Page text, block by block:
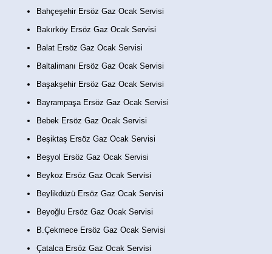
Bahçeşehir Ersöz Gaz Ocak Servisi
Bakırköy Ersöz Gaz Ocak Servisi
Balat Ersöz Gaz Ocak Servisi
Baltalimanı Ersöz Gaz Ocak Servisi
Başakşehir Ersöz Gaz Ocak Servisi
Bayrampaşa Ersöz Gaz Ocak Servisi
Bebek Ersöz Gaz Ocak Servisi
Beşiktaş Ersöz Gaz Ocak Servisi
Beşyol Ersöz Gaz Ocak Servisi
Beykoz Ersöz Gaz Ocak Servisi
Beylikdüzü Ersöz Gaz Ocak Servisi
Beyoğlu Ersöz Gaz Ocak Servisi
B.Çekmece Ersöz Gaz Ocak Servisi
Çatalca Ersöz Gaz Ocak Servisi